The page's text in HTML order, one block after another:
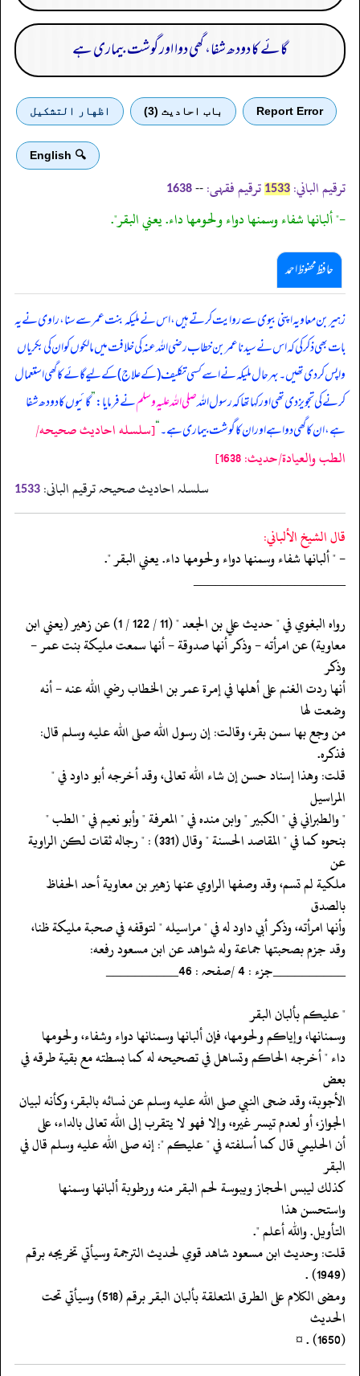
گائے کا دودھ شفا، گھی دوا اور گوشت بیماری ہے
Report Error باب احادیث (3) اظهار التشكيل
🔍 English
ترقیم الباني: 1533 ترقیم فقہی: --
1638
-" ألبانها شفاء وسمنها دواء ولحومها داء. يعني البقر".
حافظ محفوظ احمد
زہیر بن معاویہ اپنی بیوی سے روایت کرتے ہیں، اس نے ملیکہ بنت عمر سے سنا، راوی نے یہ
بات بھی ذکر کی کہ اس نے سیدنا عمر بن خطاب رضی اللہ عنہ کی خلافت میں مالکوں کو ان کی بکریاں
واپس کر دی تھیں۔ بہرحال ملیکہ نے اسے کسی تکلیف (کے علاج) کے لیے گائے کا گھی استعمال
کرنے کی تجویز دی تھی اور کہا تھا کہ رسول اللہصلی اللہ علیہ وسلمنے فرمایا:”گائیوں کا دودھ شفا
ہے، ان کا گھی دوا ہے اور ان کا گوشت بیماری ہے۔“[سلسله احاديث صحيحه/
الطب والعيادة/حدیث: 1638]
سلسلہ احادیث صحیحہ ترقیم البانی: 1533
قال الشيخ الألباني:
- " ألبانها شفاء وسمنها دواء ولحومها داء. يعني البقر ".
‏‏‏‏_____________________
‏‏‏‏رواه البغوي في " حديث علي بن الجعد " (11 / 122 / 1) عن زهير (يعني ابن
‏‏‏‏معاوية) عن امرأته - وذكر أنها صدوقة - أنها سمعت مليكة بنت عمر -
وذكر
‏‏‏‏أنها ردت الغنم على أهلها في إمرة عمر بن الخطاب رضي الله عنه - أنه
وضعت لها
‏‏‏‏من وجع بها سمن بقر، وقالت: إن رسول الله صلى الله عليه وسلم قال:
فذكره.
‏‏‏‏قلت: وهذا إسناد حسن إن شاء الله تعالى، وقد أخرجه أبو داود في "
المراسيل
‏‏‏‏" والطبراني في " الكبير " وابن منده في " المعرفة " وأبو نعيم في " الطب "
‏‏‏‏بنحوه كما في " المقاصد الحسنة " وقال (331) : " رجاله ثقات لكن الراوية
عن
‏‏‏‏ملكية لم تسم، وقد وصفها الراوي عنها زهير بن معاوية أحد الحفاظ
بالصدق
‏‏‏‏وأنها امرأته، وذكر أبي داود له في " مراسيله " لتوقفه في صحبة مليكة ظنا،
‏‏‏‏وقد جزم بصحبتها جماعة وله شواهد عن ابن مسعود رفعه:
‏‏‏‏__________جزء : 4 /صفحہ : 46__________
‏‏‏‏" عليكم بألبان البقر
‏‏‏‏وسمنانها، وإياكم ولحومها، فإن ألبانها وسمنانها دواء وشفاء، ولحومها
‏‏‏‏داء " أخرجه الحاكم وتساهل في تصحيحه له كما بسطته مع بقية طرقه في
بعض
‏‏‏‏الأجوبة، وقد ضحى النبي صلى الله عليه وسلم عن نسائه بالبقر، وكأنه لبيان
‏‏‏‏الجواز، أو لعدم تيسر غيره، وإلا فهو لا يتقرب إلى الله تعالى بالداء، على
‏‏‏‏أن الحليمي قال كما أسلفته في " عليكم ": إنه صلى الله عليه وسلم قال في
البقر
‏‏‏‏كذلك ليبس الحجاز ويبوسة لحم البقر منه ورطوبة ألبانها وسمنها
واستحسن هذا
‏‏‏‏التأويل. والله أعلم ".
‏‏‏‏قلت: وحديث ابن مسعود شاهد قوي لحديث الترجمة وسيأتي تخريجه برقم
(1949) .
‏‏‏‏ومضى الكلام على الطرق المتعلقة بألبان البقر برقم (518) وسيأتي تحت
الحديث
‏‏‏‏(1650) . ¤